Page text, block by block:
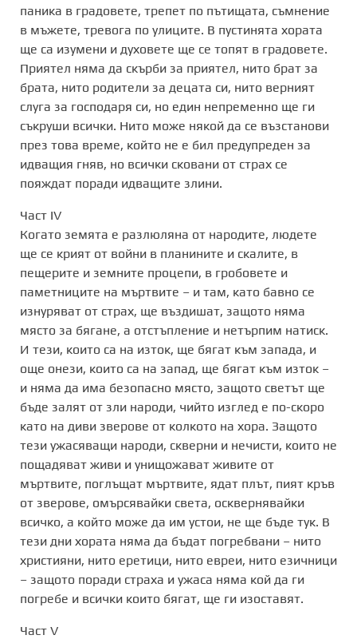
паника в градовете, трепет по пътищата, съмнение
в мъжете, тревога по улиците. В пустинята хората
ще са изумени и духовете ще се топят в градовете.
Приятел няма да скърби за приятел, нито брат за
брата, нито родители за децата си, нито верният
слуга за господаря си, но един непременно ще ги
съкруши всички. Нито може някой да се възстанови
през това време, който не е бил предупреден за
идващия гняв, но всички сковани от страх се
пояждат поради идващите злини.
Част IV
Когато земята е разлюляна от народите, людете
ще се крият от войни в планините и скалите, в
пещерите и земните процепи, в гробовете и
паметниците на мъртвите – и там, като бавно се
изнуряват от страх, ще въздишат, защото няма
място за бягане, а отстъпление и нетърпим натиск.
И тези, които са на изток, ще бягат към запада, и
още онези, които са на запад, ще бягат към изток –
и няма да има безопасно място, защото светът ще
бъде залят от зли народи, чийто изглед е по-скоро
като на диви зверове от колкото на хора. Защото
тези ужасяващи народи, скверни и нечисти, които не
пощадяват живи и унищожават живите от
мъртвите, поглъщат мъртвите, ядат плът, пият кръв
от зверове, омърсявайки света, осквернявайки
всичко, а който може да им устои, не ще бъде тук. В
тези дни хората няма да бъдат погребвани – нито
християни, нито еретици, нито евреи, нито езичници
– защото поради страха и ужаса няма кой да ги
погребе и всички които бягат, ще ги изоставят.
Част V